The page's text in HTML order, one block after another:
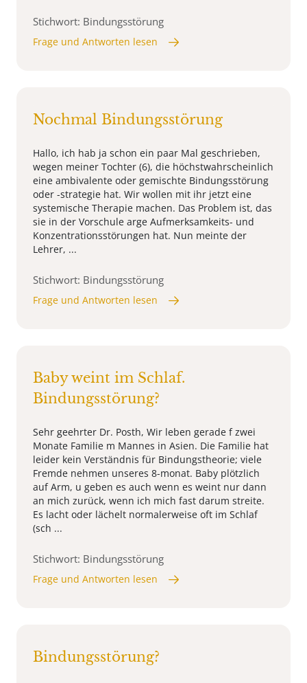
Stichwort: Bindungsstörung
Frage und Antworten lesen
Nochmal Bindungsstörung
Hallo, ich hab ja schon ein paar Mal geschrieben,
wegen meiner Tochter (6), die höchstwahrscheinlich
eine ambivalente oder gemischte Bindungsstörung
oder -strategie hat. Wir wollen mit ihr jetzt eine
systemische Therapie machen. Das Problem ist, das
sie in der Vorschule arge Aufmerksamkeits- und
Konzentrationsstörungen hat. Nun meinte der
Lehrer, ...
Stichwort: Bindungsstörung
Frage und Antworten lesen
Baby weint im Schlaf.
Bindungsstörung?
Sehr geehrter Dr. Posth, Wir leben gerade f zwei
Monate Familie m Mannes in Asien. Die Familie hat
leider kein Verständnis für Bindungstheorie; viele
Fremde nehmen unseres 8-monat. Baby plötzlich
auf Arm, u geben es auch wenn es weint nur dann
an mich zurück, wenn ich mich fast darum streite.
Es lacht oder lächelt normalerweise oft im Schlaf
(sch ...
Stichwort: Bindungsstörung
Frage und Antworten lesen
Bindungsstörung?